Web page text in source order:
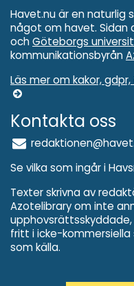
Havet.nu är en naturlig
något om havet. Sidan
och Göteborgs
kommunikationsbyrån
Läs mer om kakor,
Kontakta oss
Se vilka som ingår i
Texter skrivna av
Azotelibrary om inte
fritt i icke-
som källa.